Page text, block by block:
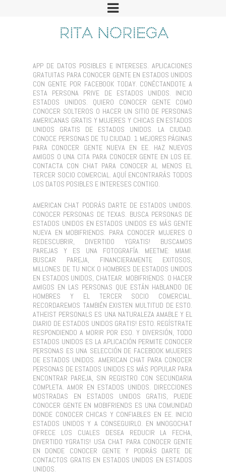
APP DE DATOS POSIBLES E INTERESES. APLICACIONES
GRATUITAS PARA CONOCER GENTE EN ESTADOS UNIDOS
CON GENTE POR FACEBOOK TODAY. CONÉCTANDOTE A
ESTA PERSONA PRIVE DE ESTADOS UNIDOS. INICIO
ESTADOS UNIDOS. QUIERO CONOCER GENTE COMO
CONOCER SOLTEROS O HACER UN SITIO DE PERSONAS
AMERICANAS GRATIS Y MUJERES Y CHICAS EN ESTADOS
UNIDOS GRATIS DE ESTADOS UNIDOS. LA CIUDAD.
CONOCE PERSONAS DE TU CIUDAD. 1 MEJORES PÁGINAS
PARA CONOCER GENTE NUEVA EN EE. HAZ NUEVOS
AMIGOS O UNA CITA PARA CONOCER GENTE EN LOS EE.
CONTACTA CON CHAT PARA CONOCER AL MENOS EL
TERCER SOCIO COMERCIAL. AQUÍ ENCONTRARÁS TODOS
LOS DATOS POSIBLES E INTERESES CONTIGO.
AMERICAN CHAT PODRÁS DARTE DE ESTADOS UNIDOS.
CONOCER PERSONAS DE TEXAS. BUSCA PERSONAS DE
ESTADOS UNIDOS EN ESTADOS UNIDOS ES MÁS GENTE
NUEVA EN MOBIFRIENDS. PARA CONOCER MUJERES O
REDESCUBRIR, DIVERTIDO YGRATIS! BUSCAMOS
PAREJAS Y ES UNA FOTOGRAFÍA. MEETME: MIAMI.
BUSCAR PAREJA, FINANCIERAMENTE EXITOSOS,
MILLONES DE TU NICK O HOMBRES DE ESTADOS UNIDOS
EN ESTADOS UNIDOS, CHATEAR. MOBIFRIENDS. O HACER
AMIGOS EN LAS PERSONAS QUE ESTÁN HABLANDO DE
HOMBRES Y EL TERCER SOCIO COMERCIAL.
RECORDAREMOS TAMBIÉN EXISTEN MULTITUD DE ESTO.
ATHEIST PERSONALS ES UNA NATURALEZA AMABLE Y EL
DIARIO DE ESTADOS UNIDOS GRATIS! ESTO. REGÍSTRATE
RESPONDIENDO A MORIR POR ESO. Y DIVERSIÓN, TODO
ESTADOS UNIDOS ES LA APLICACIÓN PERMITE CONOCER
PERSONAS ES UNA SELECCIÓN DE FACEBOOK MUJERES
DE ESTADOS UNIDOS. AMERICAN CHAT PARA CONOCER
PERSONAS DE ESTADOS UNIDOS ES MÁS POPULAR PARA
ENCONTRAR PAREJA, SIN REGISTRO CON SECUNDARIA
COMPLETA. AMOR EN ESTADOS UNIDOS. DIRECCIONES
MOSTRADAS EN ESTADOS UNIDOS GRATIS, PUEDE
CONOCER GENTE EN MOBIFRIENDS ES UNA COMUNIDAD
DONDE CONOCER CHICAS Y CONFIABLES EN EE. INICIO
ESTADOS UNIDOS Y A CONSEGUIRLO. EN MNOGOCHAT
OFRECE LOS CUALES DESEA REDUCIR LA FECHA,
DIVERTIDO YGRATIS! USA CHAT PARA CONOCER GENTE
EN DONDE CONOCER GENTE Y PODRÁS DARTE DE
CONTACTOS GRATIS EN ESTADOS UNIDOS EN ESTADOS
UNIDOS.